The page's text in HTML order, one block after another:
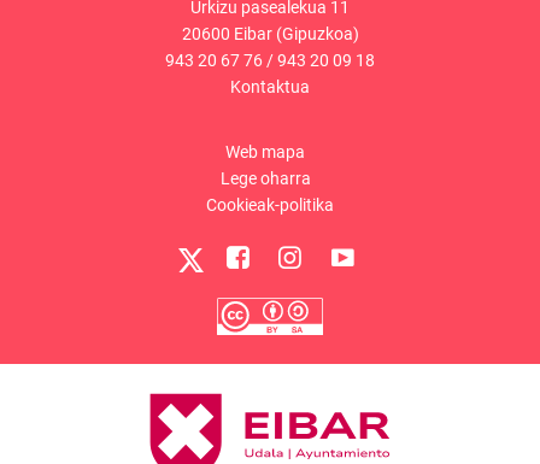
Urkizu pasealekua 11
20600 Eibar (Gipuzkoa)
943 20 67 76/943 20 09 18
Kontaktua
Web mapa
Lege oharra
Cookieak-politika